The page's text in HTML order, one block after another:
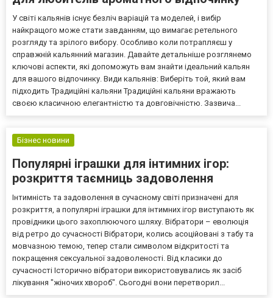
У світі кальянів існує безліч варіацій та моделей, і вибір
найкращого може стати завданням, що вимагає ретельного
розгляду та зрілого вибору. Особливо коли потрапляєш у
справжній кальянний магазин. Давайте детальніше розглянемо
ключові аспекти, які допоможуть вам знайти ідеальний кальян
для вашого відпочинку. Види кальянів: Виберіть той, який вам
підходить Традиційні кальяни Традиційні кальяни вражають
своєю класичною елегантністю та довговічністю. Зазвича...
Бізнес новини
Популярні іграшки для інтимних ігор:
розкриття таємниць задоволення
Інтимність та задоволення в сучасному світі призначені для
розкриття, а популярні іграшки для інтимних ігор виступають як
провідники цього захоплюючого шляху. Вібратори – еволюція
від ретро до сучасності Вібратори, колись асоційовані з табу та
мовчазною темою, тепер стали символом відкритості та
покращення сексуальної задоволеності. Від класики до
сучасності Історично вібратори використовувались як засіб
лікування "жіночих хвороб". Сьогодні вони перетворил...